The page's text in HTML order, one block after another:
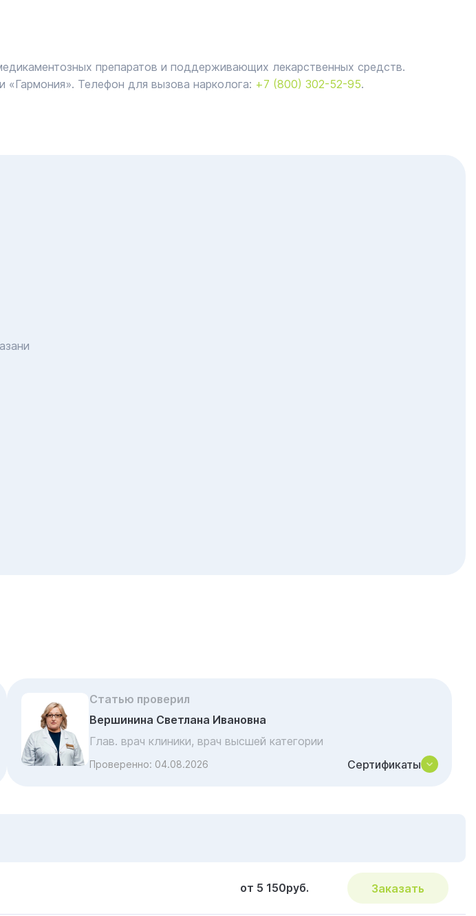
препаратов и поддерживающих лекарственных средств.
«Гармония». Телефон для вызова нарколога: +7 (800) 302-52-95.
Статью проверил
Вершинина Светлана Ивановна
Глав. врач клиники, врач высшей категории
Проверенно: 04.08.2026 Сертификаты
от 5 150руб. Заказать